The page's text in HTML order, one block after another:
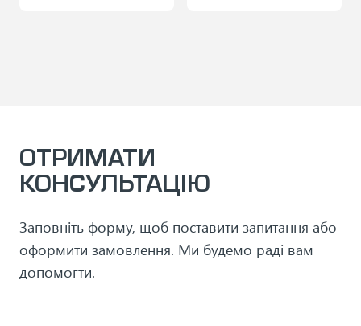
ОТРИМАТИ
КОНСУЛЬТАЦІЮ
Заповніть форму, щоб поставити запитання або
оформити замовлення. Ми будемо раді вам
допомогти.